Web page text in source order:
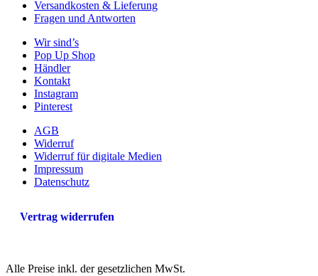
Versandkosten & Lieferung
Fragen und Antworten
Wir sind’s
Pop Up Shop
Händler
Kontakt
Instagram
Pinterest
AGB
Widerruf
Widerruf für digitale Medien
Impressum
Datenschutz
Vertrag widerrufen
Alle Preise inkl. der gesetzlichen MwSt.